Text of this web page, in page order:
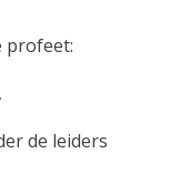
profeet:
de leiders